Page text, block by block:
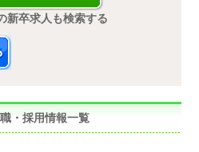
新卒求人も検索する
・採用情報一覧